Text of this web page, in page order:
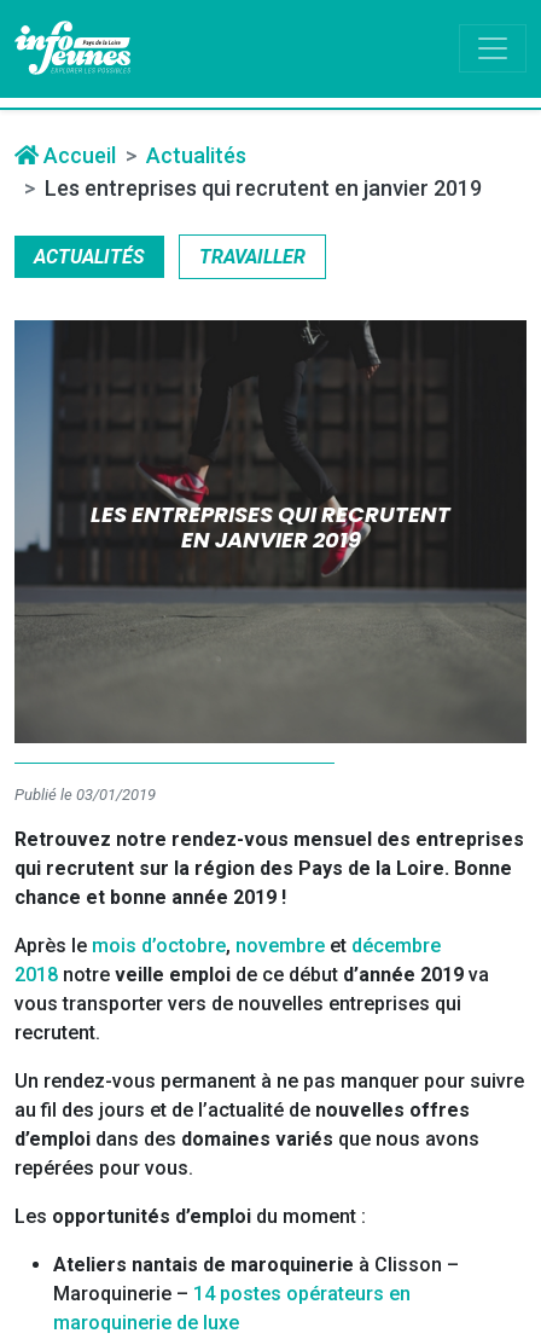
Accueil
Actualités
Les entreprises qui recrutent en janvier 2019
ACTUALITÉS TRAVAILLER
LES ENTREPRISES QUI RECRUTENT
EN JANVIER 2019
Publié le 03/01/2019
Retrouvez notre rendez-vous mensuel des entreprises
qui recrutent sur la région des Pays de la Loire. Bonne
chance et bonne année 2019 !
Après le mois d’octobre, novembre et décembre
2018 notre veille emploi de ce début d’année 2019 va
vous transporter vers de nouvelles entreprises qui
recrutent.
Un rendez-vous permanent à ne pas manquer pour suivre
au fil des jours et de l’actualité de nouvelles offres
d’emploi dans des domaines variés que nous avons
repérées pour vous.
Les opportunités d’emploi du moment :
Ateliers nantais de maroquinerie à Clisson –
Maroquinerie – 14 postes opérateurs en
maroquinerie de luxe